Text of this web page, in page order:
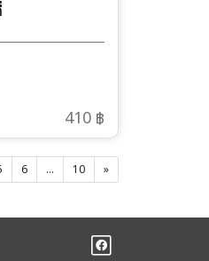
410 ฿
6 ... 10 »